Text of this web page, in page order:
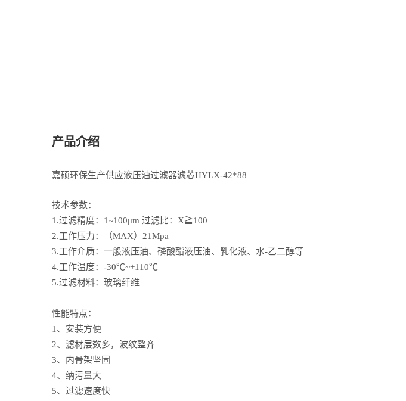
产品介绍
嘉硕环保生产供应液压油过滤器滤芯HYLX-42*88
技术参数：
1.过滤精度：1~100μm 过滤比：X≧100
2.工作压力：（MAX）21Mpa
3.工作介质：一般液压油、磷酸酯液压油、乳化液、水-乙二醇等
4.工作温度：-30℃~+110℃
5.过滤材料：玻璃纤维
性能特点：
1、安装方便
2、滤材层数多，波纹整齐
3、内骨架坚固
4、纳污量大
5、过滤速度快